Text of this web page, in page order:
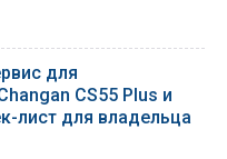
для
CS55 Plus и
лист для владельца